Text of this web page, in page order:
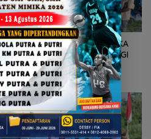
FOTONEWS : DPRD MIMIKA
SERAHKAN BANTUAN BAGI
KORBAN KEBAKARAN